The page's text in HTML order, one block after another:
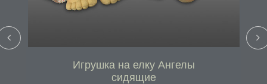
Игрушка на елку Ангелы
сидящие